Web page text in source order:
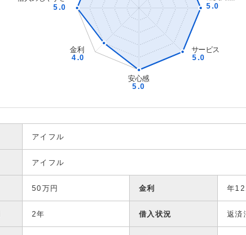
アイフル
アイフル
50万円 金利 年
2年 借入状況 返済